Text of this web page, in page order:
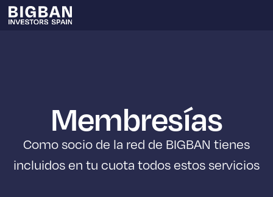
Membresías
Como socio de la red de BIGBAN tienes
incluidos en tu cuota todos estos servicios